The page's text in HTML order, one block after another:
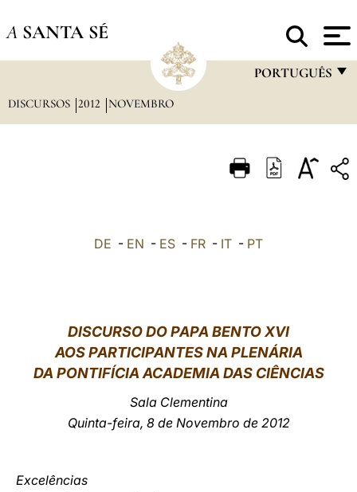
A SANTA SÉ
PORTUGUÊS
ITALIANO
中文
LATINE
DISCURSOS 2012 NOVEMBRO
DE - EN - ES - FR - IT - PT
DISCURSO DO PAPA BENTO XVI
AOS PARTICIPANTES NA PLENÁRIA
DA PONTIFÍCIA ACADEMIA DAS CIÊNCIAS
Sala Clementina
Quinta-feira, 8 de Novembro de 2012
Excelências